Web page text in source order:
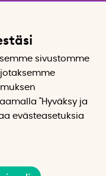
sivustomme
"Hyväksy ja
evästeasetuksia